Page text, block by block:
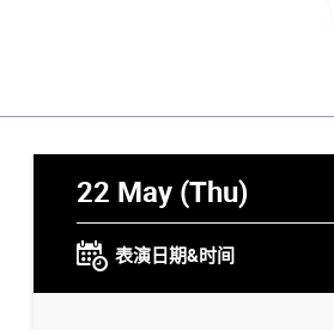
22 May (Thu)
表演日期&时间